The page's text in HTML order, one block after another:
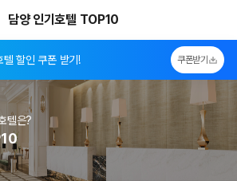
담양 인기호텔 TOP10
할인 쿠폰 받기! 쿠폰받기
텔은?